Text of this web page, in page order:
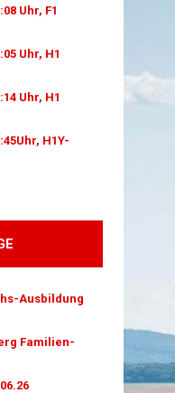
Uhr, F1
Uhr, H1
Uhr, H1
H1Y-
Ausbildung
Familien-